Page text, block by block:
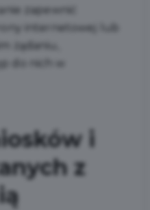
zapewnić
internetowej lub
żądaniu,
do nich w
i
z